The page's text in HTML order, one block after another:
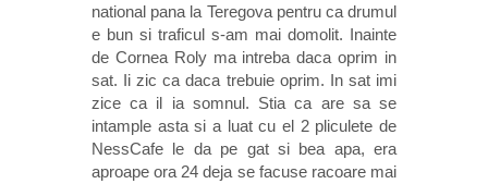
national pana la Teregova pentru ca drumul
e bun si traficul s-am mai domolit. Inainte
de Cornea Roly ma intreba daca oprim in
sat. Ii zic ca daca trebuie oprim. In sat imi
zice ca il ia somnul. Stia ca are sa se
intample asta si a luat cu el 2 pliculete de
NessCafe le da pe gat si bea apa, era
aproape ora 24 deja se facuse racoare mai